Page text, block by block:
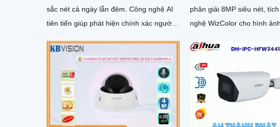
sắc nét cả ngày lẫn đêm. Công nghệ AI
tiên tiến giúp phát hiện chính xác người
512GB và ghi âm với MIC tích hợp
phân giải 8MP siêu nét,
nghệ WizColor cho hình
thoại 2 chiều, phát hiện
và phương tiện báo động